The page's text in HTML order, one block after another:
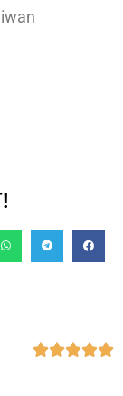
